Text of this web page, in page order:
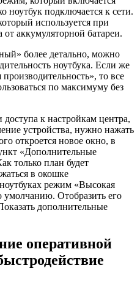
ноутбук подключается к сети.
используется при
от аккумуляторной батареи.
более детально, можно
ноутбука. Если же
то все
по максимуму без
к настройкам центра,
устройства, нужно нажать
откроется новое окно, в
«Дополнительные
только план будет
в окошке
режим «Высокая
умолчанию. Отобразить его
дополнительные
оперативной